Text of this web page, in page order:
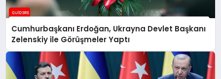
Cumhurbaşkanı Erdoğan, Ukrayna Devlet Başkanı
Zelenskiy ile Görüşmeler Yaptı